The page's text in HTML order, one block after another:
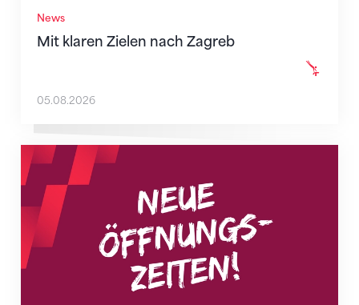
News
Mit klaren Zielen nach Zagreb
05.08.2026
Neue Empfangszeiten ab 1. August 2026